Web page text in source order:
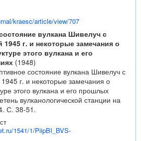
kraesc/article/view/707
вулкана Шивелуч с
1945 г. и некоторые замечания о
этого вулкана и его
(1948)
состояние вулкана Шивелуч с
г. и некоторые замечания о
этого вулкана и его прошлых
вулканологической станции на
С. 38-51.
1541/1/PiipBI_BVS-